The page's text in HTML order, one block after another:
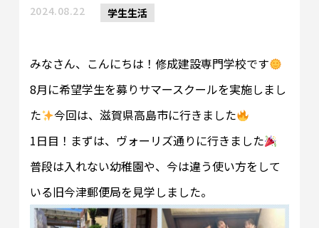
2024.08.22 学生生活
みなさん、こんにちは！修成建設専門学校です
8月に希望学生を募りサマースクールを実施しまし
た
今回は、滋賀県高島市に行きました
1日目！まずは、ヴォーリズ通りに行きました
普段は入れない幼稚園や、今は違う使い方をして
いる旧今津郵便局を見学しました。